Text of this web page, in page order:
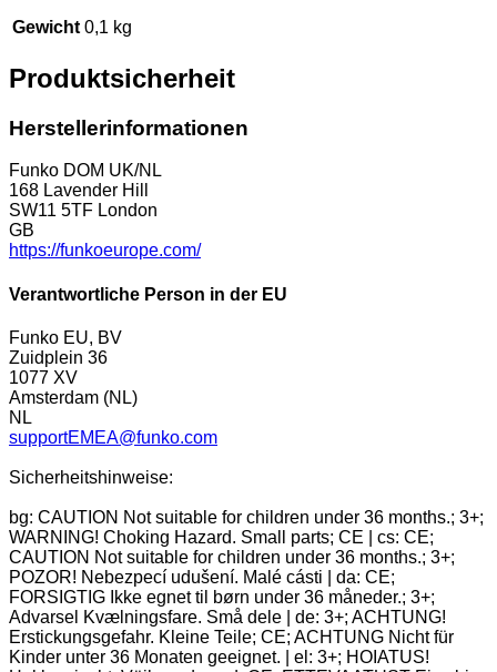
Gewicht 0,1 kg
Produktsicherheit
Herstellerinformationen
Funko DOM UK/NL
168 Lavender Hill
SW11 5TF London
GB
https://funkoeurope.com/
Verantwortliche Person in der EU
Funko EU, BV
Zuidplein 36
1077 XV
Amsterdam (NL)
NL
supportEMEA@funko.com
Sicherheitshinweise:
bg: CAUTION Not suitable for children under 36 months.; 3+;
WARNING! Choking Hazard. Small parts; CE | cs: CE;
CAUTION Not suitable for children under 36 months.; 3+;
POZOR! Nebezpecí udušení. Malé cásti | da: CE;
FORSIGTIG Ikke egnet til børn under 36 måneder.; 3+;
Advarsel Kvælningsfare. Små dele | de: 3+; ACHTUNG!
Erstickungsgefahr. Kleine Teile; CE; ACHTUNG Nicht für
Kinder unter 36 Monaten geeignet. | el: 3+; HOIATUS!